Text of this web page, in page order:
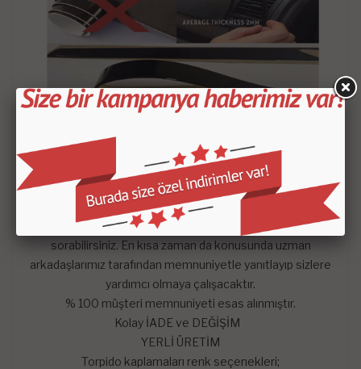
- Satın aldığınız setin içeriği KROKİDE belirtilen
parçalardan oluşmaktadır.
-Mars Cockpit Designgarantisini taşımaktadır.
Hangi satış pazarında olursa olsun çekinmeden dilediğiniz
sorularını mağazaya soru sor kısmından sorularınızı
sorabilirsiniz. En kısa zaman da konusunda uzman
arkadaşlarımız tarafından memnuniyetle yanıtlayıp sizlere
yardımcı olmaya çalışacaktır.
% 100 müşteri memnuniyeti esas alınmıştır.
Kolay İADE ve DEĞİŞİM
YERLİ ÜRETİM
Torpido kaplamaları renk seçenekleri;